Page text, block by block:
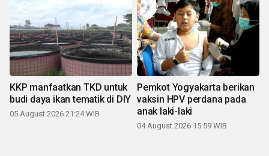
KKP manfaatkan TKD untuk
budi daya ikan tematik di DIY
05 August 2026 21:24 WIB
Pemkot Yogyakarta berikan
vaksin HPV perdana pada
anak laki-laki
04 August 2026 15:59 WIB